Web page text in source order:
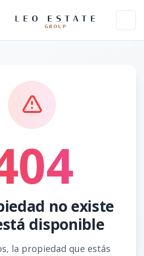
menu
no existe
disponible
la propiedad que estás